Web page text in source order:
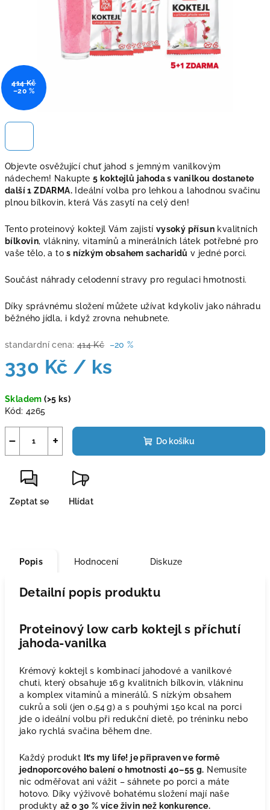
Objevte osvěžující chuť jahod s jemným vanilkovým
nádechem! Nakupte5 koktejlů jahoda s vanilkou dostanete
další 1 ZDARMA. Ideální volba pro lehkou a lahodnou svačinu
plnou bílkovin, která Vás zasytí na celý den!
Tento proteinový koktejl Vám zajistí vysoký přísun kvalitních
bílkovin, vlákniny, vitamínů a minerálních látek potřebné pro
vaše tělo, a tos nízkým obsahem sacharidů v jedné porci.
Součást náhrady celodenní stravy pro regulaci hmotnosti.
Díky správnému složení můžete užívat kdykoliv jako náhradu
běžného jídla, i když zrovna nehubnete.
standardní cena: 414 Kč –20 %
330 Kč / ks
cena:
Skladem(>5 ks)
Kód: 4265
+
− Do košíku
Zeptat se Hlídat
414 Kč
–20 %
Popis Hodnocení Diskuze
Detailní popis produktu
Proteinový low carb koktejl s příchutí
jahoda-vanilka
Krémový koktejl s kombinací jahodové a vanilkové
chuti, který obsahuje 16 g kvalitních bílkovin, vlákninu
a komplex vitamínů a minerálů. S nízkým obsahem
cukrů a soli (jen 0,54 g) a s pouhými 150 kcal na porci
jde o ideální volbu při redukční dietě, po tréninku nebo
jako rychlá svačina během dne.
Každý produkt It’s my life! je připraven ve formě
jednoporcového balení o hmotnosti 40–55 g. Nemusíte
nic odměřovat ani vážit – sáhnete po porci a máte
hotovo. Díky výživově bohatému složení mají naše
produkty až o 30 % více živin než konkurence.